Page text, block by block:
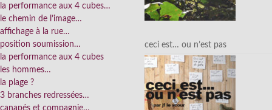
la performance aux 4 cubes…
le chemin de l’image…
affichage à la rue…
position soumission…
la performance aux 4 cubes
les hommes…
la plage ?
3 branches redressées…
canapés et compagnie…
ceci est… ou n’est pas